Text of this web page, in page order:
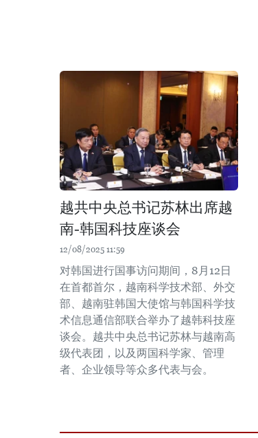
越共中央总书记苏林出席越
南-韩国科技座谈会
12/08/2025 11:59
对韩国进行国事访问期间，8月12日
在首都首尔，越南科学技术部、外交
部、越南驻韩国大使馆与韩国科学技
术信息通信部联合举办了越韩科技座
谈会。越共中央总书记苏林与越南高
级代表团，以及两国科学家、管理
者、企业领导等众多代表与会。